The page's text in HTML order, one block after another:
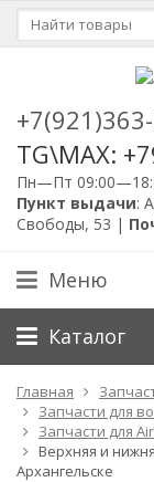
TG\MAX:
Пн—Пт
Пункт выдачи:
Свободы, 53 |
Меню
Каталог
Главная
Запчасти для
Запчасти для
Верхняя и
Архангельске